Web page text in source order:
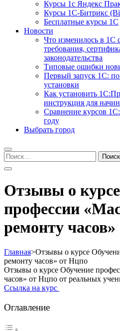
Курсы 1с Яндекс
Курсы 1С-Битрикс
Бесплатные курсы 1С
Новости
Что изменилось в 1С
требования,
законодательства
Типовые ошибки
Первый запуск 1С:
установки
Как установить
инструкция для
Сравнение курсов
году
Выбрать город
Найти:
Отзывы о
профессии
ремонту
Главная>Отзывы о курсе
ремонту часов» от Нцпо
Отзывы о курсе Обучение
часов» от Нцпо от реальных
Ссылка на курс
Оглавление